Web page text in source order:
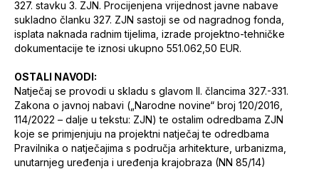
327. stavku 3. ZJN. Procijenjena vrijednost javne nabave
sukladno članku 327. ZJN sastoji se od nagradnog fonda,
isplata naknada radnim tijelima, izrade projektno-tehničke
dokumentacije te iznosi ukupno 551.062,50 EUR.
OSTALI NAVODI:
Natječaj se provodi u skladu s glavom II. člancima 327.-331.
Zakona o javnoj nabavi („Narodne novine“ broj 120/2016,
114/2022 – dalje u tekstu: ZJN) te ostalim odredbama ZJN
koje se primjenjuju na projektni natječaj te odredbama
Pravilnika o natječajima s područja arhitekture, urbanizma,
unutarnjeg uređenja i uređenja krajobraza (NN 85/14)